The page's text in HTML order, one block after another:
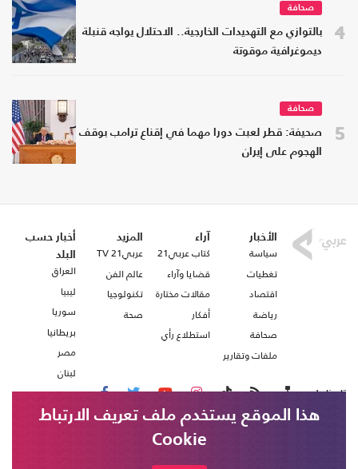
4
صحافة
بالتوازي مع التهديدات الخارجية.. الاحتلال يواجه قنبلة
ديموغرافية موقوتة
5
صحافة
صحيفة: قطر لعبت دورا مهما في إقناع ترامب بوقف
الهجوم على إيران
الأخبار
سياسة
تغطيات
اقتصاد
رياضة
صحافة
ملفات وتقارير
آراء
كتاب عربي21
قضايا وآراء
مقالات مختارة
أفكار
استطلاع رأي
المزيد
عربي21 TV
عالم الفن
تكنولوجيا
صحة
أخبار حسب
البلد
العراق
ليبيا
سوريا
بريطانيا
مصر
لبنان
تابعنا على
هذا الموقع يستخدم ملف تعريف الارتباط
Cookie